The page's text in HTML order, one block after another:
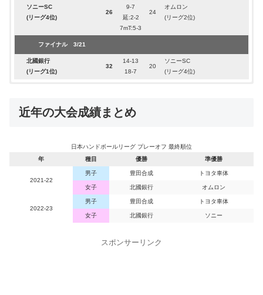
ソニーSC
(リーグ4位)
26
9-7
延:2-2
7mT:5-3
24
オムロン
(リーグ2位)
ファイナル 3/21
北國銀行
(リーグ1位)
32
14-13
18-7
20
ソニーSC
(リーグ4位)
優勝 ：北國銀行
(リーグ3位)
11-8
22
2ndステージ 3/19
ソニーSC
中止
近年の大会成績まとめ
日本ハンドボールリーグ プレーオフ 最終順位
年
種目 優勝 準優勝
2021-22
男子 豊田合成 トヨタ車体
女子 北國銀行 オムロン
2022-23
男子 豊田合成 トヨタ車体
女子 北國銀行 ソニー
スポンサーリンク